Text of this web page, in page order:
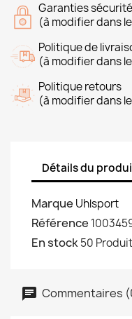
Garanties sécurité
(à modifier dans
Politique de
(à modifier dans
Politique retours
(à modifier dans
Détails du
Marque Uhlsport
Référence
En stock50
Commentaires